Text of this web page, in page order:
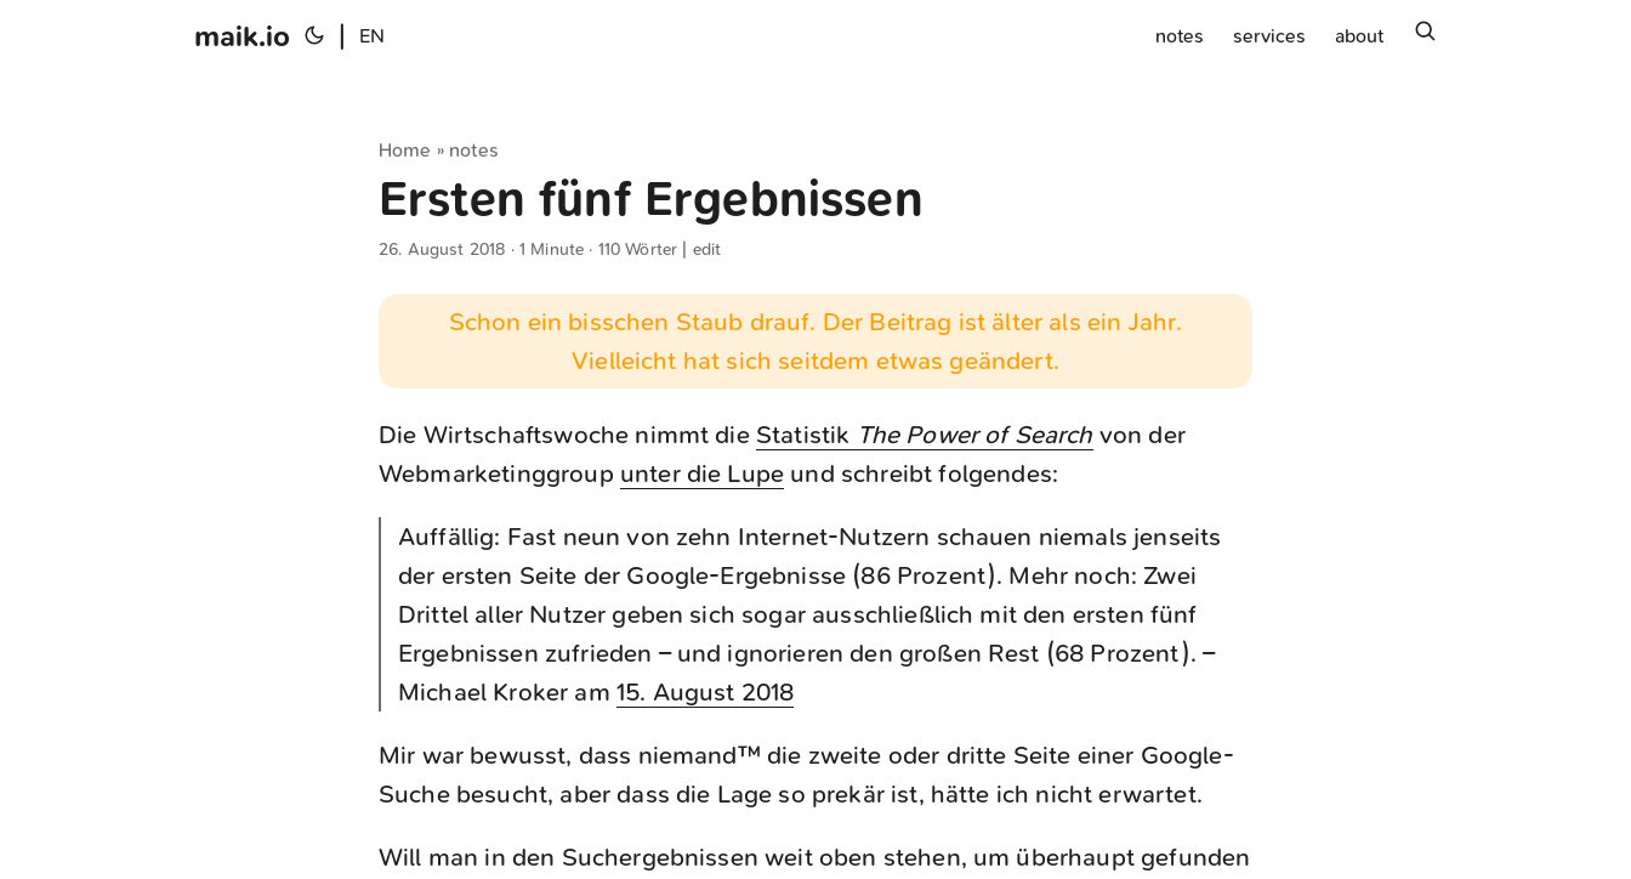
maik.io EN notes services about
Home » notes
Ersten fünf Ergebnissen
26. August 2018 · 1 Minute · 110 Wörter | edit
Schon ein bisschen Staub drauf. Der Beitrag ist älter als ein Jahr.
Vielleicht hat sich seitdem etwas geändert.
Die Wirtschaftswoche nimmt die Statistik The Power of Search von der
Webmarketinggroup unter die Lupe und schreibt folgendes:
Auffällig: Fast neun von zehn Internet-Nutzern schauen niemals jenseits
der ersten Seite der Google-Ergebnisse (86 Prozent). Mehr noch: Zwei
Drittel aller Nutzer geben sich sogar ausschließlich mit den ersten fünf
Ergebnissen zufrieden – und ignorieren den großen Rest (68 Prozent). –
Michael Kroker am 15. August 2018
Mir war bewusst, dass niemand™ die zweite oder dritte Seite einer Google-
Suche besucht, aber dass die Lage so prekär ist, hätte ich nicht erwartet.
Will man in den Suchergebnissen weit oben stehen, um überhaupt gefunden